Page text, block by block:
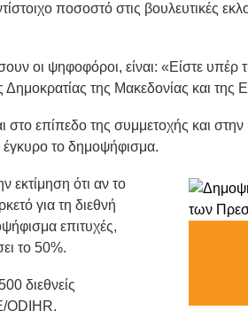
ποσοστό στις βουλευτικές
οι ψηφοφόροι, είναι: «Είστε υπέρ
της Μακεδονίας και της
στο επίπεδο της συμμετοχής και
το δημοψήφισμα.
εκτίμηση ότι αν το
για τη διεθνή
επιτυχές,
το 50%.
διεθνείς
ODIHR.